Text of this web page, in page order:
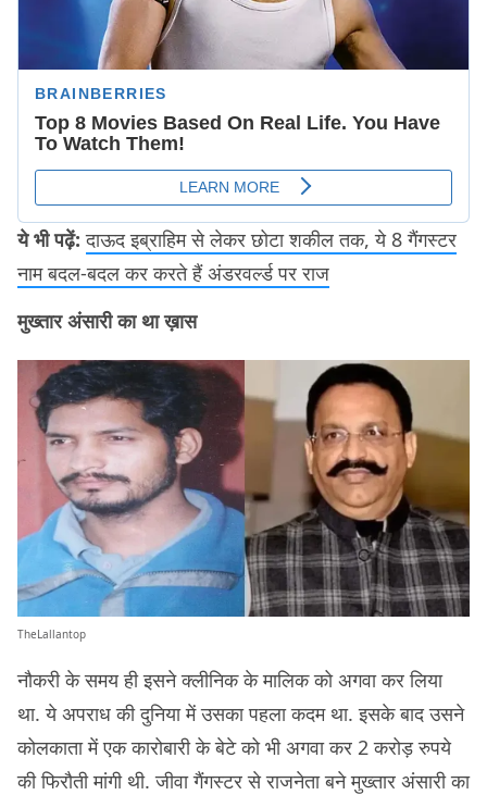
ये भी पढ़ें: दाऊद इब्राहिम से लेकर छोटा शकील तक, ये 8 गैंगस्टर
नाम बदल-बदल कर करते हैं अंडरवर्ल्ड पर राज
मुख्तार अंसारी का था ख़ास
TheLallantop
नौकरी के समय ही इसने क्लीनिक के मालिक को अगवा कर लिया
था. ये अपराध की दुनिया में उसका पहला कदम था. इसके बाद उसने
कोलकाता में एक कारोबारी के बेटे को भी अगवा कर 2 करोड़ रुपये
की फिरौती मांगी थी. जीवा गैंगस्टर से राजनेता बने मुख्तार अंसारी का